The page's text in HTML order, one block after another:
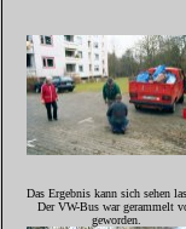
Das Ergebnis kann sich sehen
Der VW-Bus war gerammelt
geworden.